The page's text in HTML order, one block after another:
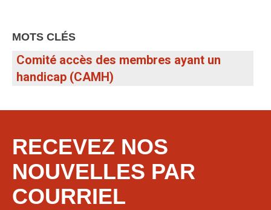
MOTS CLÉS
Comité accès des membres ayant un
handicap (CAMH)
RECEVEZ NOS
NOUVELLES PAR
COURRIEL